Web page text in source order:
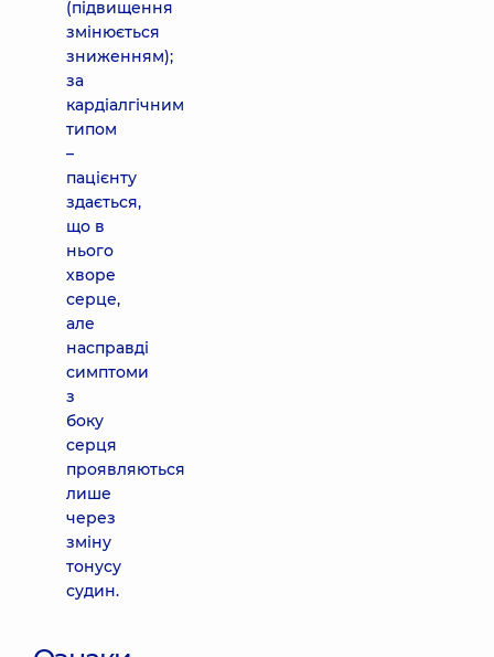
(підвищення
змінюється
зниженням);
за
кардіалгічним
типом
–
пацієнту
здається,
що в
нього
хворе
серце,
але
насправді
симптоми
з
боку
серця
проявляються
лише
через
зміну
тонусу
судин.